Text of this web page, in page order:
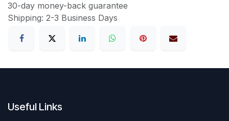
30-day money-back guarantee
Shipping: 2-3 Business Days
Useful Links